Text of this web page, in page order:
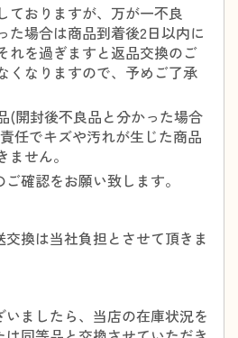
ておりますが、万が一不良
た場合は商品到着後2日以内に
れを過ぎますと返品交換のご
くなりますので、予めご了承
(開封後不良品と分かった場合
任でキズや汚れが生じた商品
せん。
確認をお願い致します。
換は当社負担とさせて頂きま
ましたら、当店の在庫状況を